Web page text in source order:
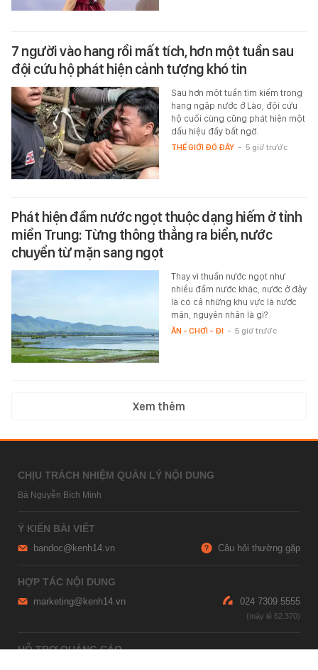
7 người vào hang rồi mất tích, hơn một tuần sau
đội cứu hộ phát hiện cảnh tượng khó tin
Sau hơn một tuần tìm kiếm trong
hang ngập nước ở Lào, đội cứu
hộ cuối cùng cũng phát hiện một
dấu hiệu đầy bất ngờ.
THẾ GIỚI ĐÓ ĐÂY - 5 giờ trước
Phát hiện đầm nước ngọt thuộc dạng hiếm ở tỉnh
miền Trung: Từng thông thẳng ra biển, nước
chuyển từ mặn sang ngọt
Thay vì thuần nước ngọt như
nhiều đầm nước khác, nước ở đây
là có cả những khu vực là nước
mặn, nguyên nhân là gì?
ĂN - CHƠI - ĐI - 5 giờ trước
Xem thêm
CHỊU TRÁCH NHIỆM QUẢN LÝ NỘI DUNG
Bà Nguyễn Bích Minh
Ý KIẾN BÀI VIẾT
bandoc@kenh14.vn Câu hỏi thường gặp
HỢP TÁC NỘI DUNG
marketing@kenh14.vn 024 7309 5555
HỖ TRỢ QUẢNG CÁO